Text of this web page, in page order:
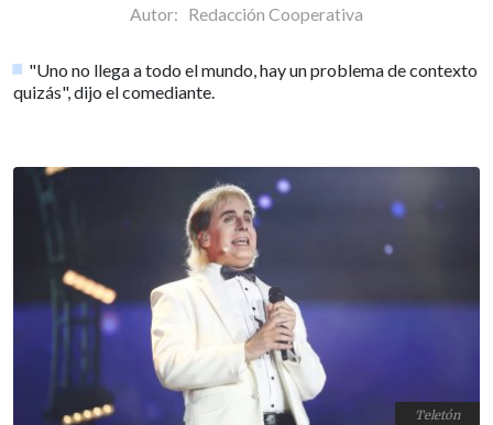
Autor: Redacción Cooperativa
"Uno no llega a todo el mundo, hay un problema de contexto
quizás", dijo el comediante.
Teletón